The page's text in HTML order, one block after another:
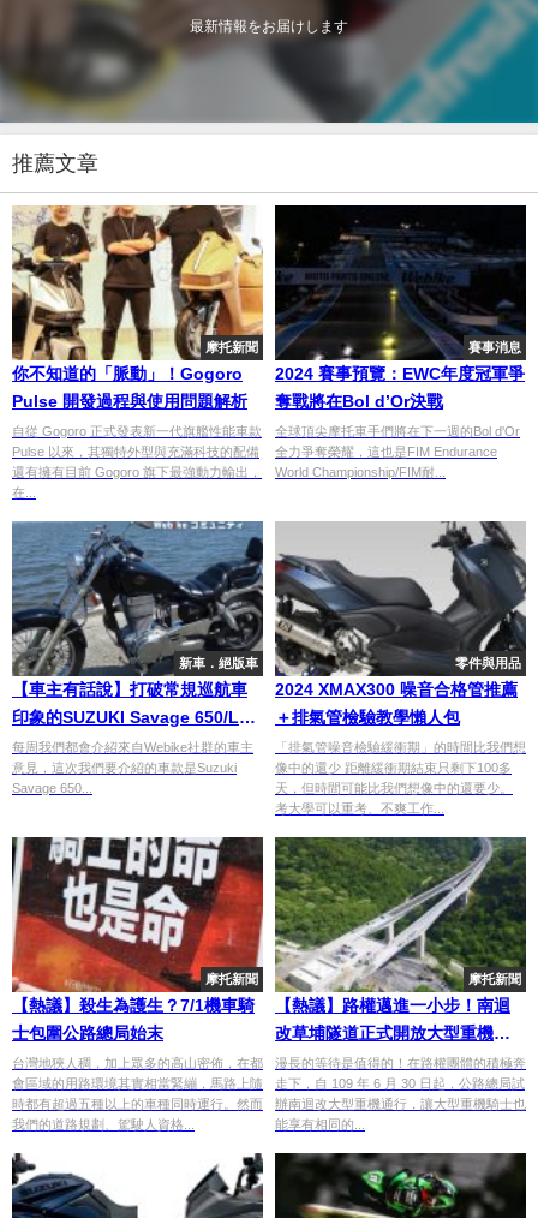
最新情報をお届けします
推薦文章
摩托新聞
你不知道的「脈動」！Gogoro
Pulse 開發過程與使用問題解析
自從 Gogoro 正式發表新一代旗艦性能車款
Pulse 以來，其獨特外型與充滿科技的配備
還有擁有目前 Gogoro 旗下最強動力輸出，
在...
賽事消息
2024 賽事預覽：EWC年度冠軍爭
奪戰將在Bol d’Or決戰
全球頂尖摩托車手們將在下一週的Bol d'Or
全力爭奪榮耀，這也是FIM Endurance
World Championship/FIM耐...
新車．絕版車
【車主有話說】打破常規巡航車
印象的SUZUKI Savage 650/LS
650
每周我們都會介紹來自Webike社群的車主
意見，這次我們要介紹的車款是Suzuki
Savage 650...
零件與用品
2024 XMAX300 噪音合格管推薦
＋排氣管檢驗教學懶人包
「排氣管噪音檢驗緩衝期」的時間比我們想
像中的還少 距離緩衝期結束只剩下100多
天，但時間可能比我們想像中的還要少。
考大學可以重考、不爽工作...
摩托新聞
【熱議】殺生為護生？7/1機車騎
士包圍公路總局始末
台灣地狹人稠，加上眾多的高山密佈，在都
會區域的用路環境其實相當緊繃，馬路上隨
時都有超過五種以上的車種同時運行。然而
我們的道路規劃、駕駛人資格...
摩托新聞
【熱議】路權邁進一小步！南迴
改草埔隧道正式開放大型重機通
行
漫長的等待是值得的！在路權團體的積極奔
走下，自 109 年 6 月 30 日起，公路總局試
辦南迴改大型重機通行，讓大型重機騎士也
能享有相同的...